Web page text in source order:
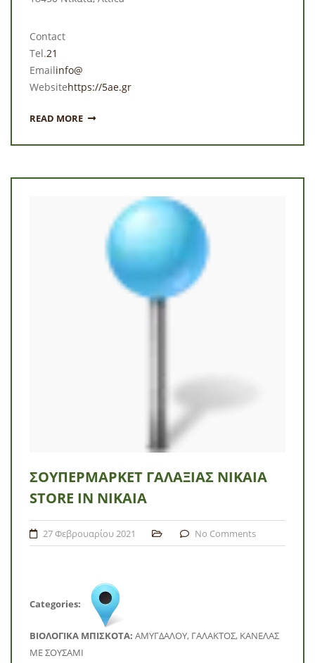
Contact
Tel.21
Emailinfo@
Websitehttps://5ae.gr
READ MORE
ΣΟΥΠΕΡΜΆΡΚΕΤ ΓΑΛΑΞΊΑΣ ΝΊΚΑΙΑ
STORE IN ΝΊΚΑΙΑ
27 Φεβρουαρίου 2021 No Comments
Categories:
BΙΟΛΟΓΙΚΑ ΜΠΙΣΚΟΤΑ: ΑΜΥΓΔΑΛΟΥ, ΓΑΛΑΚΤΟΣ, ΚΑΝΕΛΑΣ
ΜΕ ΣΟΥΣΑΜΙ